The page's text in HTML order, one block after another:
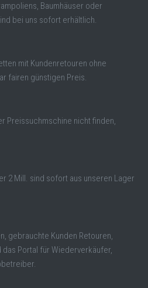
Baumhäuser oder
bei uns sofort erhältlich.
mit Kundenretouren ohne
fairen günstigen Preis.
Preissuchmschine nicht finden,
2 Mill. sind sofort aus unseren Lager
gebrauchte Kunden Retouren,
Portal für Wiederverkäufer,